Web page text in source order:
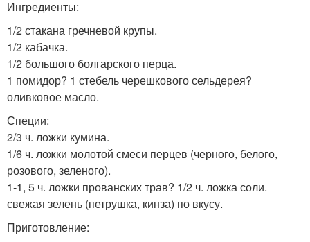
Ингредиенты:
1/2 стакана гречневой крупы.
1/2 кабачка.
1/2 большого болгарского перца.
1 помидор? 1 стебель черешкового сельдерея?
оливковое масло.
Специи:
2/3 ч. ложки кумина.
1/6 ч. ложки молотой смеси перцев (черного, белого,
розового, зеленого).
1-1, 5 ч. ложки прованских трав? 1/2 ч. ложка соли.
свежая зелень (петрушка, кинза) по вкусу.
Приготовление: